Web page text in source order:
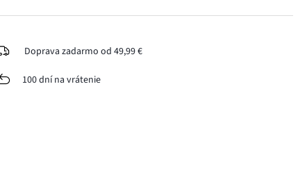
Doprava zadarmo od 49,99 €
100 dní na vrátenie